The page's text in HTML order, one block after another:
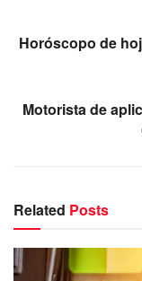
Horóscopo de
Motorista de
Related Posts